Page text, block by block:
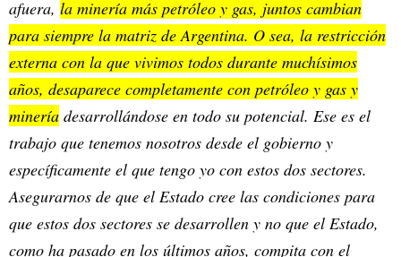
afuera, la minería más petróleo y gas, juntos cambian
para siempre la matriz de Argentina. O sea, la restricción
externa con la que vivimos todos durante muchísimos
años, desaparece completamente con petróleo y gas y
minería desarrollándose en todo su potencial. Ese es el
trabajo que tenemos nosotros desde el gobierno y
específicamente el que tengo yo con estos dos sectores.
Asegurarnos de que el Estado cree las condiciones para
que estos dos sectores se desarrollen y no que el Estado,
como ha pasado en los últimos años, compita con el